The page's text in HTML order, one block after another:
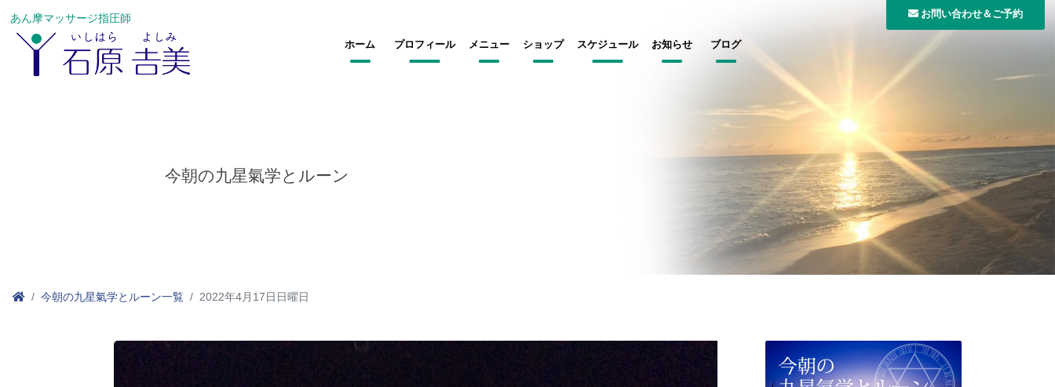
あん摩マッサージ指圧師 お問い合わせ＆ご予約
ホーム プロフィール メニュー ショップ スケジュール お知らせ ブログ
今朝の九星氣学とルーン
今朝の九星氣学とルーン一覧 2022年4月17日日曜日